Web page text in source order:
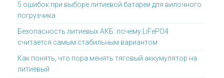
5 ошибок при выборе литиевой батареи для вилочного
погрузчика
Безопасность литиевых АКБ: почему LiFePO4
считается самым стабильным вариантом
Как понять, что пора менять тяговый аккумулятор на
литиевый